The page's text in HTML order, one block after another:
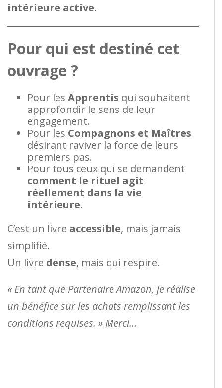
intérieure active.
Pour qui est destiné cet
ouvrage ?
Pour les Apprentis qui souhaitent
approfondir le sens de leur
engagement.
Pour les Compagnons et Maîtres
désirant raviver la force de leurs
premiers pas.
Pour tous ceux qui se demandent
comment le rituel agit
réellement dans la vie
intérieure.
C’est un livre accessible, mais jamais
simplifié.
Un livre dense, mais qui respire.
« En tant que Partenaire Amazon, je réalise
un bénéfice sur les achats remplissant les
conditions requises. » Merci…